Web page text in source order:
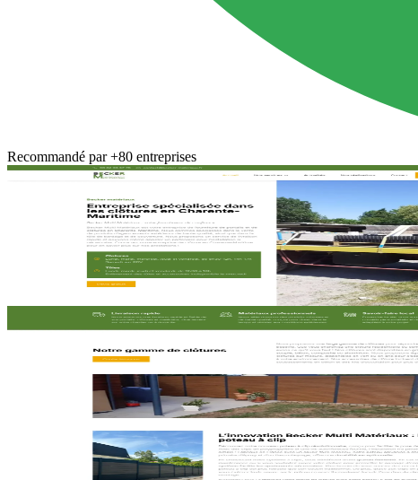
Recommandé par +80 entreprises